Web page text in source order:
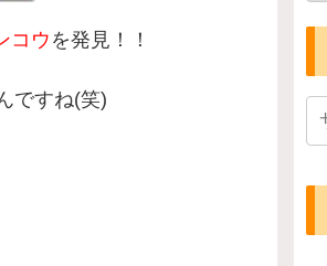
コウを発見！！
ですね(笑)